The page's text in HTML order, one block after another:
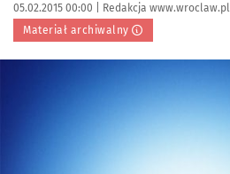
Data publikacji:
05.02.2015 00:00 | Autor:
Redakcja www.wroclaw.pl
Materiał archiwalny